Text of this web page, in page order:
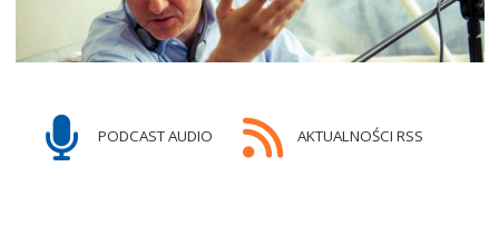
PODCAST AUDIO AKTUALNOŚCI RSS